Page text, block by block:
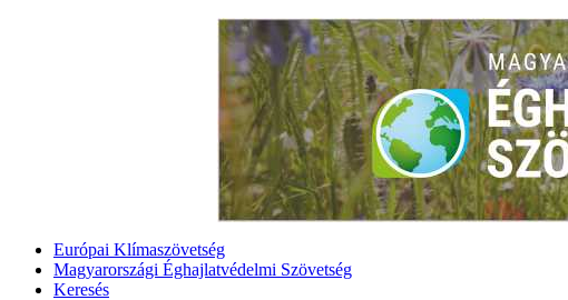
Európai Klímaszövetség
Magyarországi Éghajlatvédelmi Szövetség
Keresés